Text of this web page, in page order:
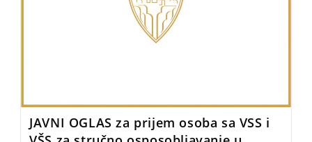
JAVNI OGLAS za prijem osoba sa VSS i